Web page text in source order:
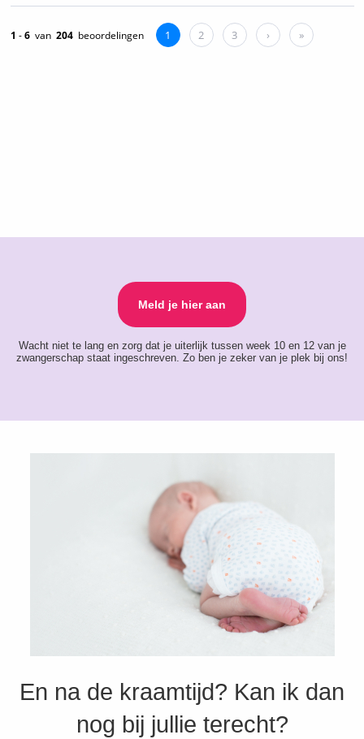
Meld je hier aan
Wacht niet te lang en zorg dat je uiterlijk tussen week 10 en 12 van je
zwangerschap staat ingeschreven. Zo ben je zeker van je plek bij ons!
En na de kraamtijd? Kan ik dan
nog bij jullie terecht?